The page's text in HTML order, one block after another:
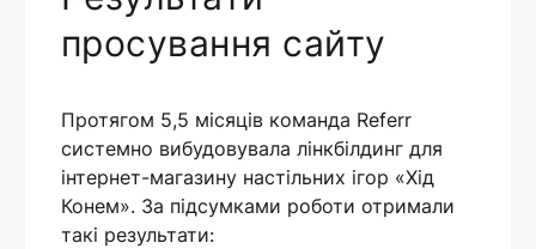
просування сайту
Протягом 5,5 місяців команда Referr
системно вибудовувала лінкбілдинг для
інтернет-магазину настільних ігор «Хід
Конем». За підсумками роботи отримали
такі результати: